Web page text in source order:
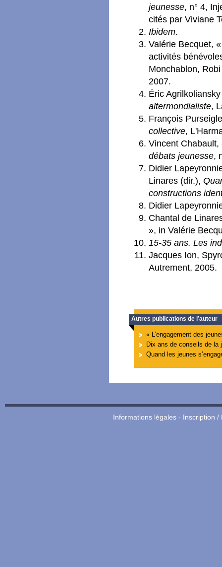
jeunesse, n° 4,
cités par Viviane
Ibidem.
Valérie Becquet,
activités
Monchablon,
2007.
Éric
altermondialiste,
François
collective,
Vincent
débats jeunesse,
Didier
Linares (dir.),
constructions
Didier
Chantal de
», in Valérie
15-35 ans. Les
Jacques Ion,
Autrement, 2005.
Autres publications de l’auteur
« L’engagement des
Dix ans de conseils de la
Quand les jeunes
Informations légales- Inscription